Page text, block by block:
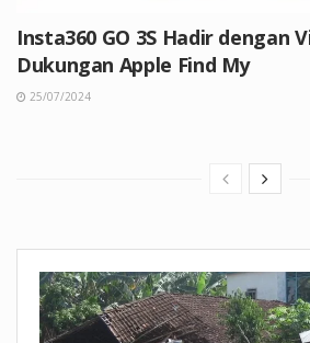
Insta360 GO 3S Hadir dengan
Dukungan Apple Find My
25/07/2024